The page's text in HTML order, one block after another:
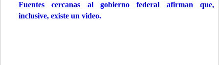
Fuentes cercanas al gobierno federal afirman que,
inclusive, existe un video.